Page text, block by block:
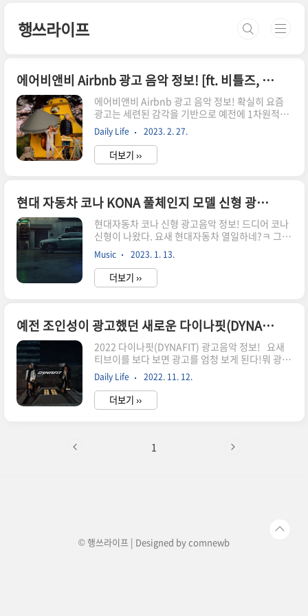
행쓰라이프
에어비앤비 Airbnb 광고 음악 정보! [ft. 비틀즈, 제시]
에어비앤비 Airbnb 광고 음악 정보! 확실히 요즘
광고는 세련된 감각을 기반으로 예전에 1차원적인
광고와는 차원이 멀다. 영상미, 음악 뭐 하나 빠짐
없이 훌륭하고 뭔가 기발하면서도 톡톡 튀는 개성
을 느낄 수가 있다. 요새 나온 에어비앤비 광고가 그
러하다. 옛날 팝 명곡이 흐르면서 스틸컷 사진이 하
았는데 ㅋ 아무튼 광고 속 삽입된 음악이 또 한몫한
다. 바로 이 음악은, The Beatles(비틀즈) 'Yellow
Submarine (Remastered 2015)' 요런 외국감
성사진 너무 좋아 ㅋ 일상적인 사진이겠지만, 소품
하나하나 애기들의 천진난만한 모습 너무 사랑스럽
다 ㅋ 에어비앤비 광고도 여러버전으로 나..
Daily Life 2023. 2. 27.
더보기 ››
현대 자동차 코나 KONA 풀체인지 모델 신형 광고음악 정보!
현대자동차 코나 신형 광고음악 정보! 드디어 코나
신형이 나왔다. 요새 현대자동차 열일하네?ㅋ 그랜
져도 그렇고 자동차 디자인이 너무 빨리 바뀌는 거
아녀?! 코나는 예상도 못했는데.. 티비광고 보고 안
1인ㅋ 얼핏 뒷태는 제네시스 GV70 같기도 하고 앞
모습은 기존과 비슷한데 일자 라이트로 가기로 굳
베이뷔~♬♩ 바로, paisley pink 'not about
you' 현대 중공업 그룹의 새 이름 HD현대 광고음
악 정보! 현대 중공업 그룹의 새 이름 HD현대 광고
음악 정보! 대기업들의 광고를 보고있으면 뭔가 울
림을 준다 해야 하나? 한 번은 생각하게끔 만든다
ㅋ 요번에 새로 나온 현대중공업 광고도 그러한데..
Music 2023. 1. 13.
더보기 ››
예전 조인성이 광고했던 새로운 다이나핏(DYNAFIT) 광고음악 정보!
2022 다이나핏(DYNAFIT) 광고음악 정보! 요새
티브이를 보다 보면 광고를 엄청 보게 된다!뭐 광고
야 예전부터 익숙하게 봐서별 감흥은 없지만, 요새
나오는 광고들은예전과는 다르게 영상미도 좋고모
델도, 음악까지 완벽하다 ㅋ 특히나 요즘은 자동차
광고가 대세를 이루는데신차가 출시함에 따라 광고
광고했었는데그새 외국모델로 바뀌었네? 조인성
Daily Life 2022. 11. 12.
더보기 ››
1
© 행쓰라이프 | Designed bycomnewb